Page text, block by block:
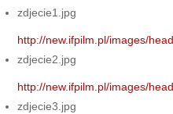
zdjecie1.jpg
http://new.ifpilm.pl/images/
zdjecie2.jpg
http://new.ifpilm.pl/images/
zdjecie3.jpg